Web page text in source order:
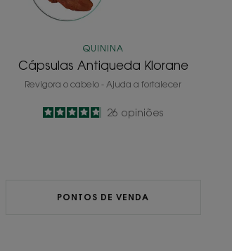
QUININA
Cápsulas Antiqueda Klorane
Revigora o cabelo - Ajuda a fortalecer
4.8
/
5
26 opiniões
PONTOS DE VENDA